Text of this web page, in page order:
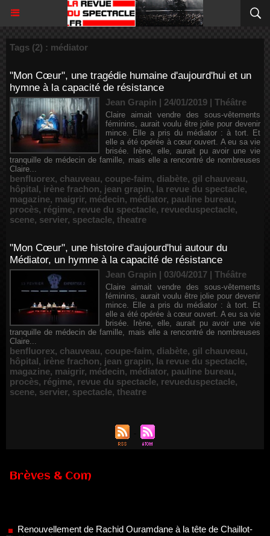
Tags (2) : médiator
"Mon Cœur", une tragédie humaine d'aujourd'hui et un
hymne à la capacité de résistance
Jean Grapin | 24/01/2019 | Théâtre
Claire aimait vendre des sous-vêtements
féminins, aurait voulu être jolie pour devenir
mince. Elle a pris du médiator : à tort. Et
elle a été opérée à cœur ouvert. A eu sa vie
brisée. Irène, elle, aurait pu avoir une vie
tranquille de médecin de famille, mais elle a rencontré de nombreuses
Claire...
benfluorex, chauveau, coupe-faim, diabète, gil chauveau,
hôpital, irène frachon, jean grapin, la revue du spectacle,
magazine, maigrir, médecin, médiator, pauline bureau,
procès, régime, revue du spectacle, revueduspectacle,
scene, servier, spectacle, theatre
"Mon Cœur", une histoire d'aujourd'hui autour du
Médiator, un hymne à la capacité de résistance
Jean Grapin | 03/04/2017 | Théâtre
Claire aimait vendre des sous-vêtements
féminins, aurait voulu être jolie pour devenir
mince. Elle a pris du médiator : à tort. Et
elle a été opérée à cœur ouvert. A eu sa vie
brisée. Irène, elle, aurait pu avoir une vie
tranquille de médecin de famille, mais elle a rencontré de nombreuses
Claire...
benfluorex, chauveau, coupe-faim, diabète, gil chauveau,
hôpital, irène frachon, jean grapin, la revue du spectacle,
magazine, maigrir, médecin, médiator, pauline bureau,
procès, régime, revue du spectacle, revueduspectacle,
scene, servier, spectacle, theatre
Brèves & Com
05/08/2026